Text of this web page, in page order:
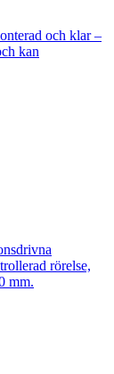
och klar –
kan
rörelse,
mm.